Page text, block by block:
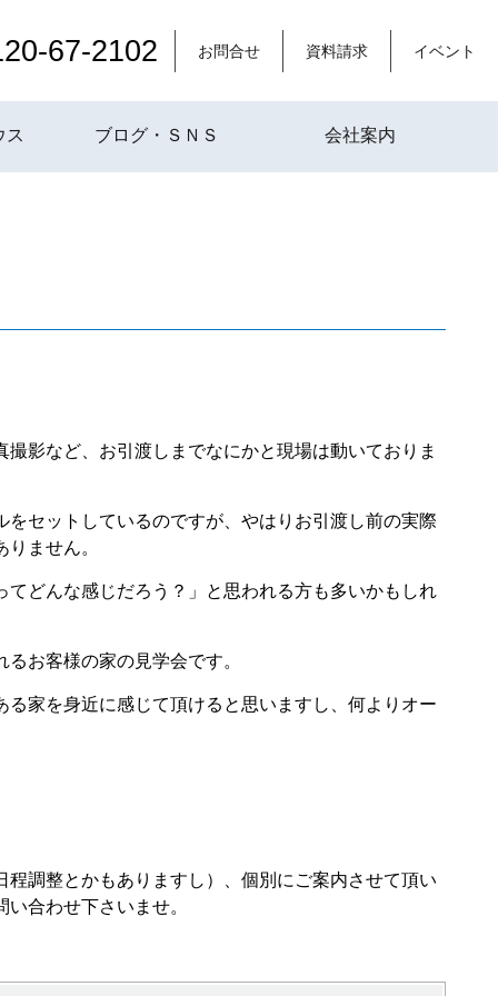
67-2102 お問合せ 資料請求 イベント
ス ブログ・ＳＮＳ 会社案内
影など、お引渡しまでなにかと現場は動いておりま
セットしているのですが、やはりお引渡し前の実際
ません。
どんな感じだろう？」と思われる方も多いかもしれ
お客様の家の見学会です。
家を身近に感じて頂けると思いますし、何よりオー
調整とかもありますし）、個別にご案内させて頂い
合わせ下さいませ。